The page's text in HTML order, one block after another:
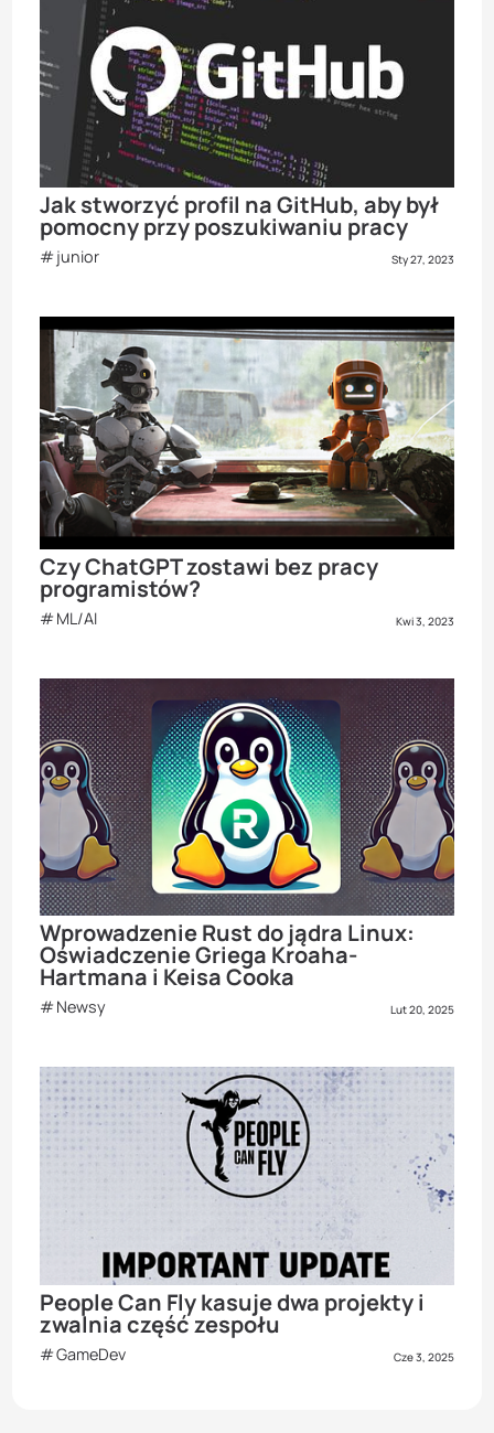
Jak stworzyć profil na GitHub, aby był
pomocny przy poszukiwaniu pracy
junior Sty 27, 2023
Czy ChatGPT zostawi bez pracy
programistów?
ML/AI Kwi 3, 2023
Wprowadzenie Rust do jądra Linux:
Oświadczenie Griega Kroaha-
Hartmana i Keisa Cooka
Newsy Lut 20, 2025
People Can Fly kasuje dwa projekty i
zwalnia część zespołu
GameDev Cze 3, 2025